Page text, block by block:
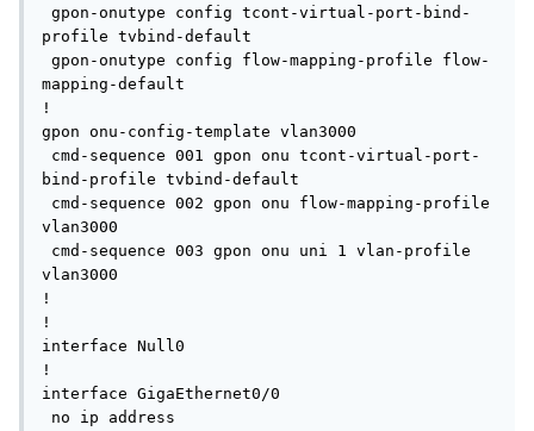
gpon-onutype config tcont-virtual-port-bind-
profile tvbind-default
gpon-onutype config flow-mapping-profile flow-
mapping-default
!
gpon onu-config-template vlan3000
cmd-sequence 001 gpon onu tcont-virtual-port-
bind-profile tvbind-default
cmd-sequence 002 gpon onu flow-mapping-profile
vlan3000
cmd-sequence 003 gpon onu uni 1 vlan-profile
vlan3000
!
!
interface Null0
!
interface GigaEthernet0/0
no ip address